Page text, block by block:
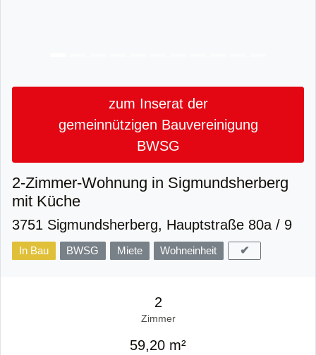
zum Inserat der
gemeinnützigen Bauvereinigung
BWSG
2-Zimmer-Wohnung in Sigmundsherberg
mit Küche
3751 Sigmundsherberg, Hauptstraße 80a / 9
In Bau BWSG Miete Wohneinheit ✔
2
Zimmer
59,20 m²